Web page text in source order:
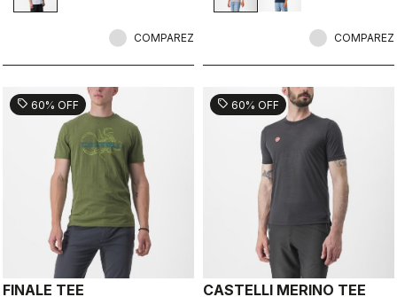
COMPAREZ COMPAREZ
sell 60% OFF
FINALE TEE
sell 60% OFF
CASTELLI MERINO TEE